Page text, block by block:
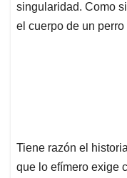
singularidad. Como
el cuerpo de un perro
Tiene razón el
que lo efímero exige